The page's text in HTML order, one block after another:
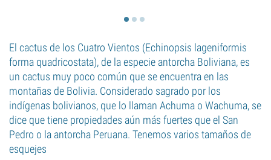
El cactus de los Cuatro Vientos (Echinopsis lageniformis
forma quadricostata), de la especie antorcha Boliviana, es
un cactus muy poco común que se encuentra en las
montañas de Bolivia. Considerado sagrado por los
indígenas bolivianos, que lo llaman Achuma o Wachuma, se
dice que tiene propiedades aún más fuertes que el San
Pedro o la antorcha Peruana. Tenemos varios tamaños de
esquejes